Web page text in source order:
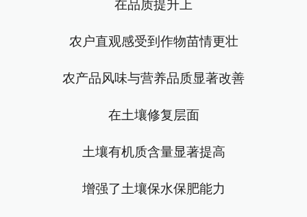
在品质提升上
农户直观感受到作物苗情更壮
农产品风味与营养品质显著改善
在土壤修复层面
土壤有机质含量显著提高
增强了土壤保水保肥能力